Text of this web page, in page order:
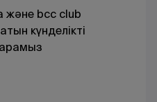
және bcc club
күнделікті